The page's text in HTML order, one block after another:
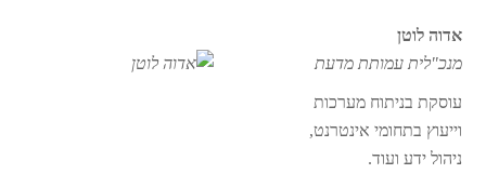
אדוה לוטן
מנכ"לית עמותת מדעת
עוסקת בניתוח מערכות
וייעוץ בתחומי אינטרנט,
ניהול ידע ועוד.